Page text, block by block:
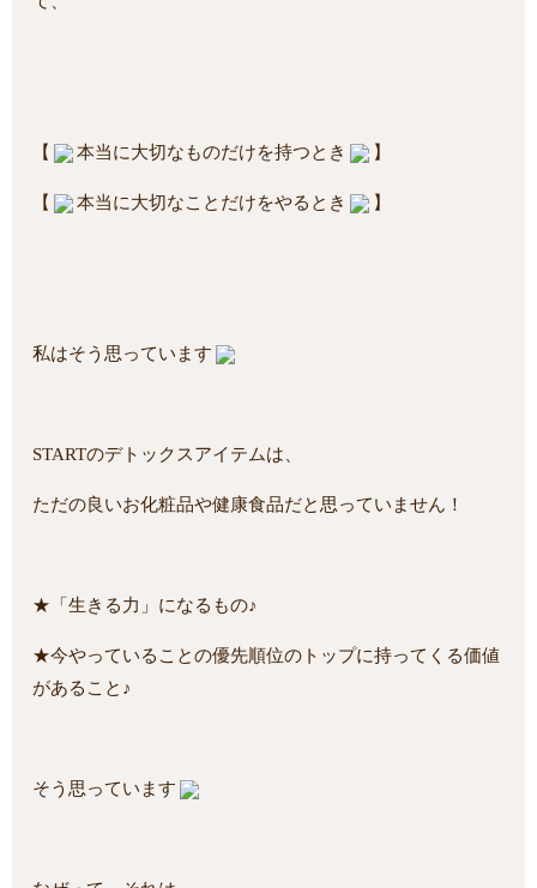
【 本当に大切なものだけを持つとき 】
【 本当に大切なことだけをやるとき 】
私はそう思っています
STARTのデトックスアイテムは、
ただの良いお化粧品や健康食品だと思っていません！
★「生きる力」になるもの♪
★今やっていることの優先順位のトップに持ってくる価値
があること♪
そう思っています